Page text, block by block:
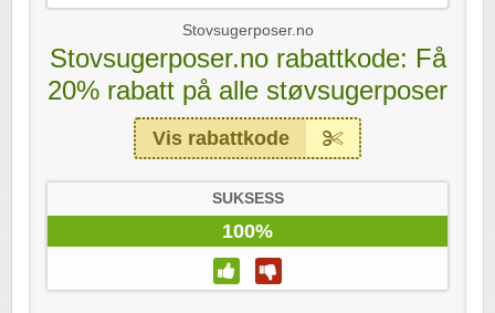
Stovsugerposer.no
Stovsugerposer.no rabattkode: Få
20% rabatt på alle støvsugerposer
Vis rabattkode
SUKSESS
100%